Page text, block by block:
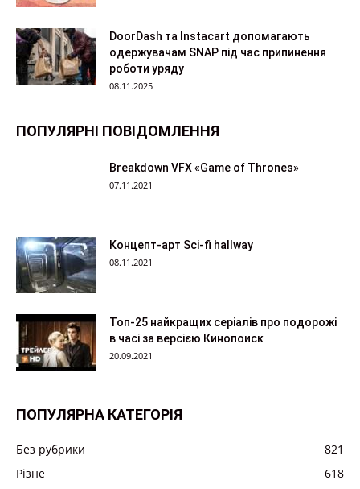
DoorDash та Instacart допомагають
одержувачам SNAP під час припинення
роботи уряду
08.11.2025
ПОПУЛЯРНІ ПОВІДОМЛЕННЯ
Breakdown VFX «Game of Thrones»
07.11.2021
Концепт-арт Sci-fi hallway
08.11.2021
Топ-25 найкращих серіалів про подорожі
в часі за версією Кинопоиск
20.09.2021
ПОПУЛЯРНА КАТЕГОРІЯ
Без рубрики
821
Різне
618